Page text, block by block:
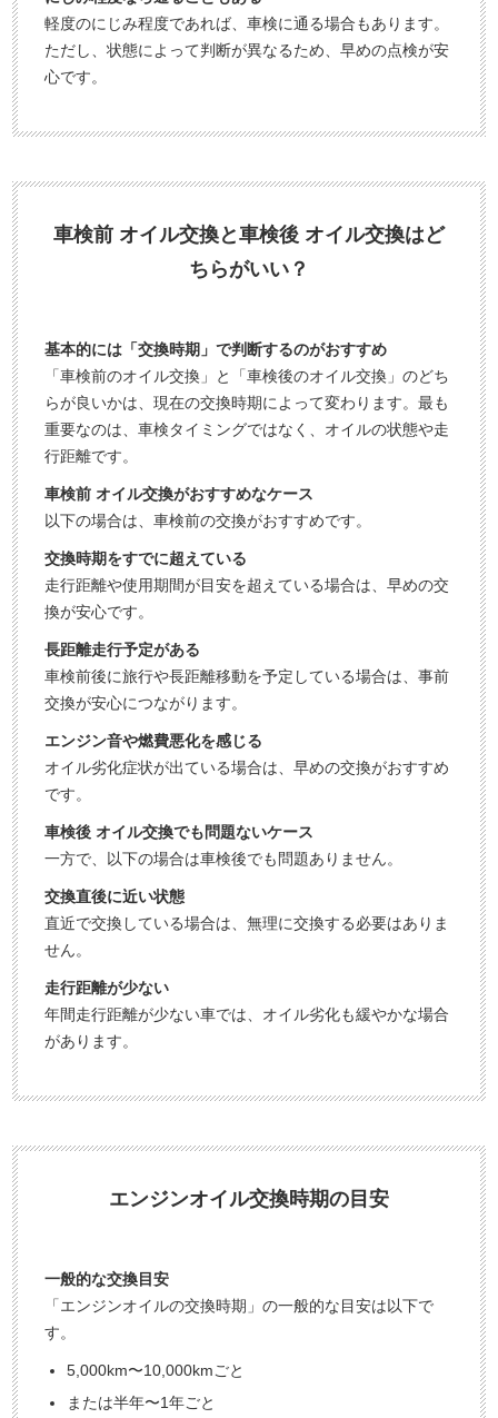
軽度のにじみ程度であれば、車検に通る場合もあります。
ただし、状態によって判断が異なるため、早めの点検が安
心です。
車検前 オイル交換と車検後 オイル交換はど
ちらがいい？
基本的には「交換時期」で判断するのがおすすめ
「車検前のオイル交換」と「車検後のオイル交換」のどち
らが良いかは、現在の交換時期によって変わります。最も
重要なのは、車検タイミングではなく、オイルの状態や走
行距離です。
車検前 オイル交換がおすすめなケース
以下の場合は、車検前の交換がおすすめです。
交換時期をすでに超えている
走行距離や使用期間が目安を超えている場合は、早めの交
換が安心です。
長距離走行予定がある
車検前後に旅行や長距離移動を予定している場合は、事前
交換が安心につながります。
エンジン音や燃費悪化を感じる
オイル劣化症状が出ている場合は、早めの交換がおすすめ
です。
車検後 オイル交換でも問題ないケース
一方で、以下の場合は車検後でも問題ありません。
交換直後に近い状態
直近で交換している場合は、無理に交換する必要はありま
せん。
走行距離が少ない
年間走行距離が少ない車では、オイル劣化も緩やかな場合
があります。
エンジンオイル交換時期の目安
一般的な交換目安
「エンジンオイルの交換時期」の一般的な目安は以下で
す。
5,000km〜10,000kmごと
または半年〜1年ごと